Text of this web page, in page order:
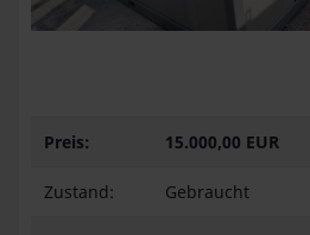
Preis: 15.000,00 EUR
Zustand: Gebraucht